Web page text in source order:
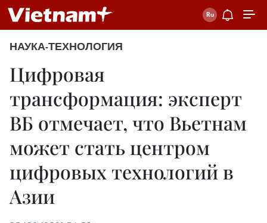
НАУКА-ТЕХНОЛОГИЯ
Цифровая
трансформация: эксперт
ВБ отмечает, что Вьетнам
может стать центром
цифровых технологий в
Азии